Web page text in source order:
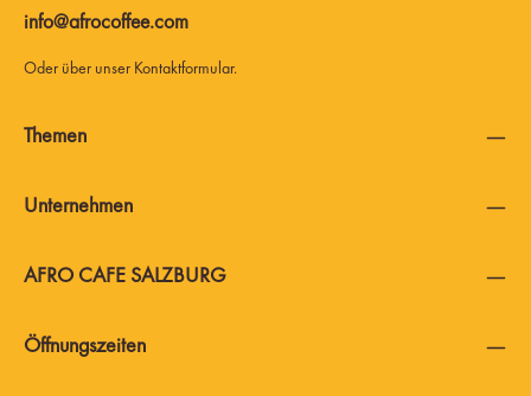
info@afrocoffee.com
Oder über unser Kontaktformular.
AFRO CAFE SALZBURG
Themen
Unternehmen
Öffnungszeiten